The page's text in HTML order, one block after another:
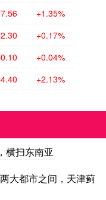
+1.35%
+0.17%
+0.04%
+2.13%
横扫东南亚
大都市之间，天津蓟